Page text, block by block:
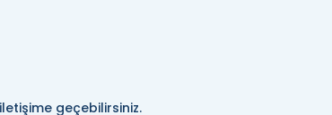
geçebilirsiniz.